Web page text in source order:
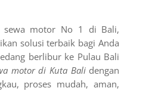
sewa motor No 1 di Bali,
solusi terbaik bagi Anda
berlibur ke Pulau Bali
motor di Kuta Balidengan
proses mudah, aman,